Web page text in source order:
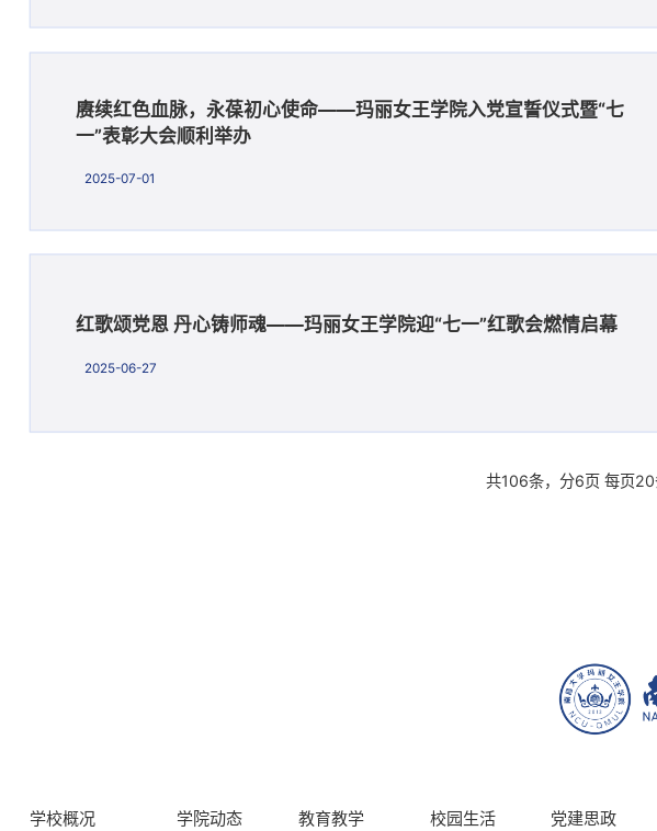
赓续红色血脉，永葆初心使命——玛丽女王学院入党宣誓仪式暨“七
一”表彰大会顺利举办
2025-07-01
红歌颂党恩 丹心铸师魂——玛丽女王学院迎“七一”红歌会燃情启幕
2025-06-27
共106条，分6页 每页
学校概况 学院动态 教育教学 校园生活 党建思政